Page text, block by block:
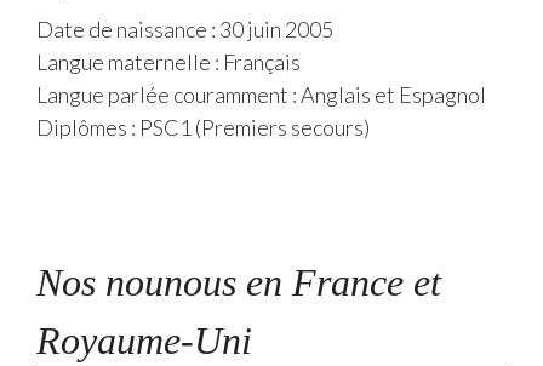
Date de naissance : 30 juin 2005
Langue maternelle : Français
Langue parlée couramment : Anglais et Espagnol
Diplômes : PSC1 (Premiers secours)
Nos nounous en France et
Royaume-Uni